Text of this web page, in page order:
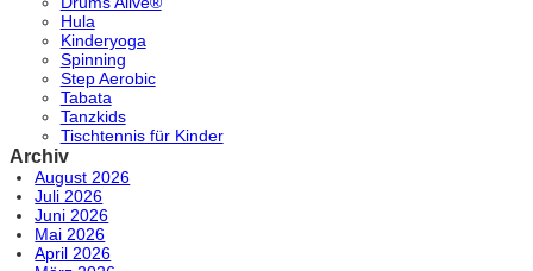
Hula
Kinderyoga
Spinning
Step Aerobic
Tabata
Tanzkids
Tischtennis für Kinder
Archiv
August 2026
Juli 2026
Juni 2026
Mai 2026
April 2026